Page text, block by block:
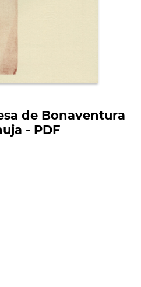
de Bonaventura
- PDF